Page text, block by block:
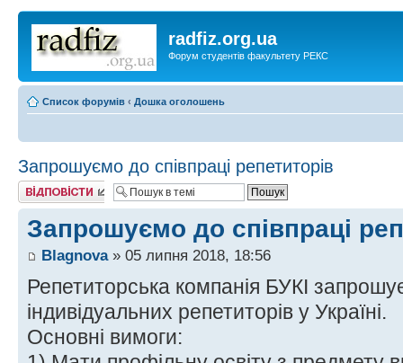
radfiz.org.ua
Форум студентів факультету РЕКС
Список форумів ‹ Дошка оголошень
Запрошуємо до співпраці репетиторів
Відповісти
Запрошуємо до співпраці
Blagnova» 05 липня 2018, 18:56
Репетиторська компанія БУКІ
індивідуальних репетиторів у Україні.
Основні вимоги: